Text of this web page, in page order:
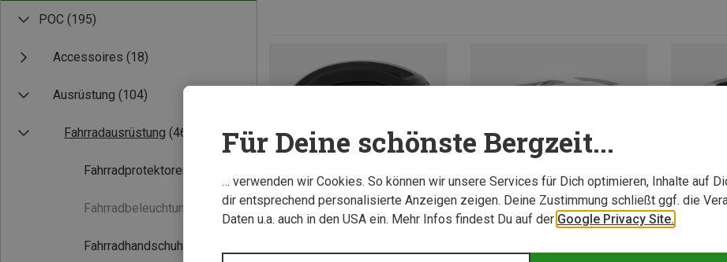
POC (195)
Accessoires (18)
Ausrüstung (104)
Fahrradausrüstung (46)
Fahrradprotektoren
Fahrradbeleuchtung
Fahrradhandschuhe
Für Deine schönste Bergzeit...
… verwenden wir Cookies. So können wir unsere Services für Dich optimieren, Inhalte auf
dir entsprechend personalisierte Anzeigen zeigen. Deine Zustimmung schließt ggf. die
Daten u.a. auch in den USA ein. Mehr Infos findest Du auf der Google Privacy Site.